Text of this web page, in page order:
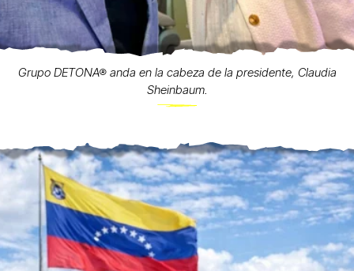
Grupo DETONA® anda en la cabeza de la presidente, Claudia
Sheinbaum.